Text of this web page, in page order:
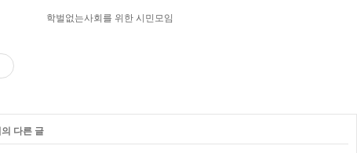
학벌없는사회를 위한 시민모임
다른 글